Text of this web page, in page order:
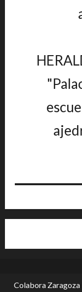
Colabora